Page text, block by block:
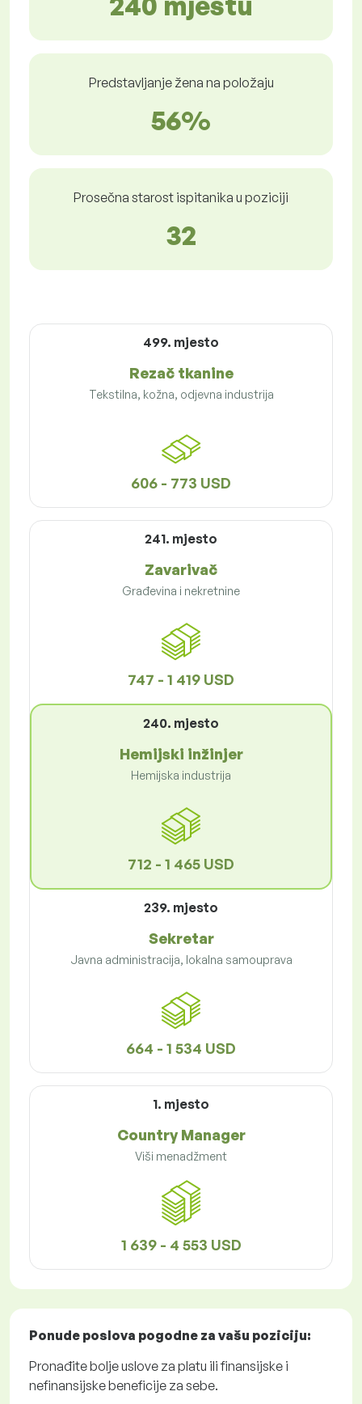
Predstavljanje žena na položaju
56%
Prosečna starost ispitanika u poziciji
32
499. mjesto
Rezač tkanine
Tekstilna, kožna, odjevna industrija
606 - 773 USD
241. mjesto
Zavarivač
Građevina i nekretnine
747 - 1 419 USD
240. mjesto
Hemijski inžinjer
Hemijska industrija
712 - 1 465 USD
239. mjesto
Sekretar
Javna administracija, lokalna samouprava
664 - 1 534 USD
1. mjesto
Country Manager
Viši menadžment
1 639 - 4 553 USD
Ponude poslova pogodne za vašu poziciju:
Pronađite bolje uslove za platu ili finansijske i
nefinansijske beneficije za sebe.